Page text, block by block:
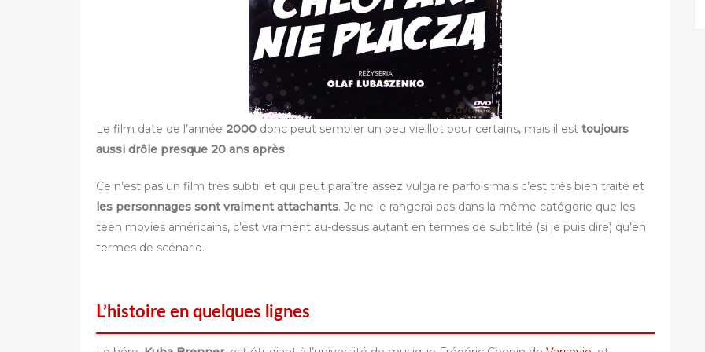
Le film date de l’année 2000 donc peut sembler un peu vieillot pour certains, mais il est toujours
aussi drôle presque 20 ans après.
Ce n’est pas un film très subtil et qui peut paraître assez vulgaire parfois mais c’est très bien traité et
les personnages sont vraiment attachants. Je ne le rangerai pas dans la même catégorie que les
teen movies américains, c’est vraiment au-dessus autant en termes de subtilité (si je puis dire) qu’en
termes de scénario.
L’histoire en quelques lignes